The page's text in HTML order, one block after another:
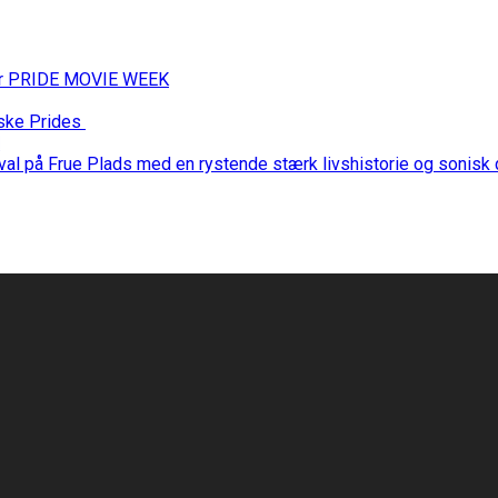
MOVIE WEEK
Prides
på Frue Plads med en rystende stærk livshistorie og sonisk